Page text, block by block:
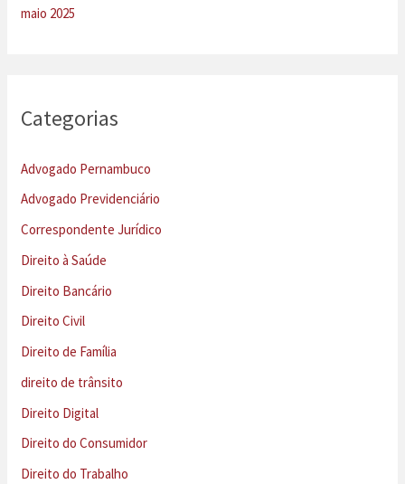
maio 2025
Categorias
Advogado Pernambuco
Advogado Previdenciário
Correspondente Jurídico
Direito à Saúde
Direito Bancário
Direito Civil
Direito de Família
direito de trânsito
Direito Digital
Direito do Consumidor
Direito do Trabalho